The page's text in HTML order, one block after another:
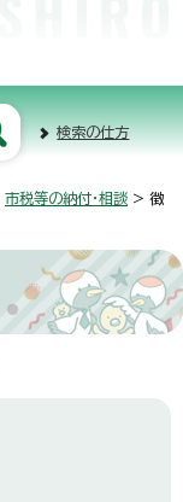
検索の仕方
市税等の納付・相談 > 徴